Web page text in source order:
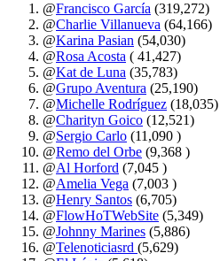
@Francisco García (319,272)
@Charlie Villanueva (64,166)
@Karina Pasian (54,030)
@Rosa Acosta ( 41,427)
@Kat de Luna (35,783)
@Grupo Aventura (25,190)
@Michelle Rodríguez (18,035)
@Charityn Goico (12,521)
@Sergio Carlo (11,090 )
@Remo del Orbe (9,368 )
@Al Horford (7,045 )
@Amelia Vega (7,003 )
@Henry Santos (6,705)
@FlowHoTWebSite (5,349)
@Johnny Marines (5,886)
@Telenoticiasrd (5,629)